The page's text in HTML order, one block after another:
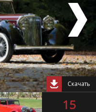
Скачать
15